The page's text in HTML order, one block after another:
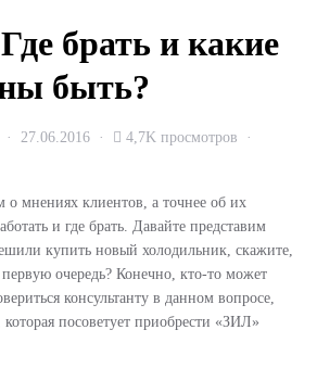
брать и какие
быть?
27.06.2016
4,7K просмотров
о мнениях клиентов, а точнее об их
и где брать. Давайте представим
купить новый холодильник, скажите,
первую очередь? Конечно, кто-то может
консультанту в данном вопросе,
посоветует приобрести «ЗИЛ»